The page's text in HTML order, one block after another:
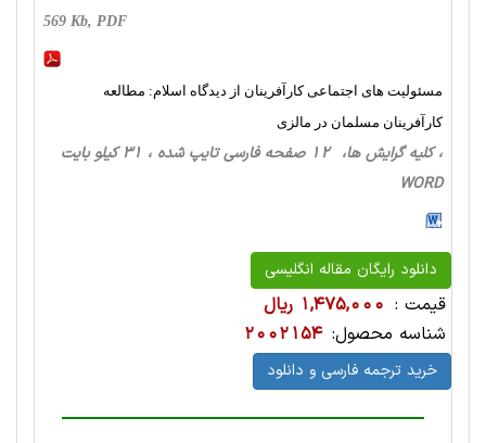
569 Kb, PDF
مسئولیت های اجتماعی کارآفرینان از دیدگاه اسلام: مطالعه
کارآفرینان مسلمان در مالزی
، کلیه گرایش ها، 12 صفحه فارسی تایپ شده ، 31 کیلو بایت
WORD
دانلود رایگان مقاله انگلیسی
قیمت : 1,475,000 ریال
شناسه محصول: 2002154
خرید ترجمه فارسی و دانلود